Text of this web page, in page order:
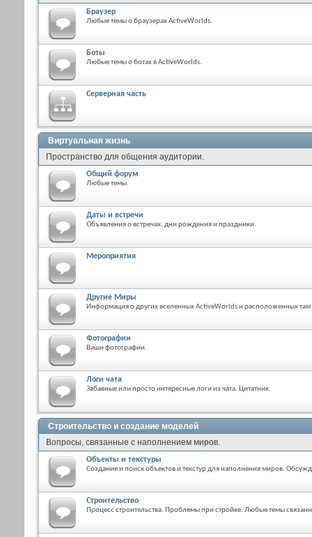
Браузер
Любые темы о браузерах ActiveWorlds.
Боты
Любые темы о ботах в ActiveWorlds.
Серверная часть
Виртуальная жизнь
Пространство для общения аудитории.
Общий форум
Любые темы.
Даты и встречи
Объявления о встречах, дни рождения и праздники.
Мероприятия
Другие Миры
Информация о других вселенных ActiveWorlds и расположенных там
Фотографии
Ваши фотографии.
Логи чата
Забавные или просто интересные логи из чата. Цитатник.
Строительство и создание моделей
Вопросы, связанные с наполнением миров.
Объекты и текстуры
Создание и поиск объектов и текстур для наполнения миров.
Строительство
Процесс строительства. Проблемы при стройке. Любые темы